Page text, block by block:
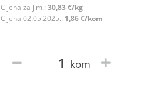
Cijena za j.m.: 30,83 €/kg
Cijena 02.05.2025.: 1,86 €/kom
kom